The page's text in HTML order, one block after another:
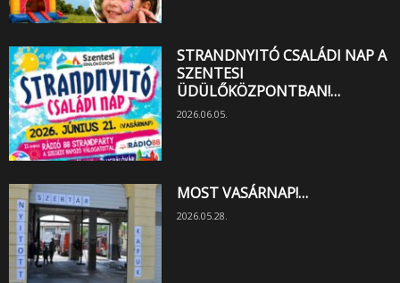
STRANDNYITÓ CSALÁDI NAP A
SZENTESI
ÜDÜLŐKÖZPONTBAN!…
2026.06.05.
MOST VASÁRNAP!…
2026.05.28.